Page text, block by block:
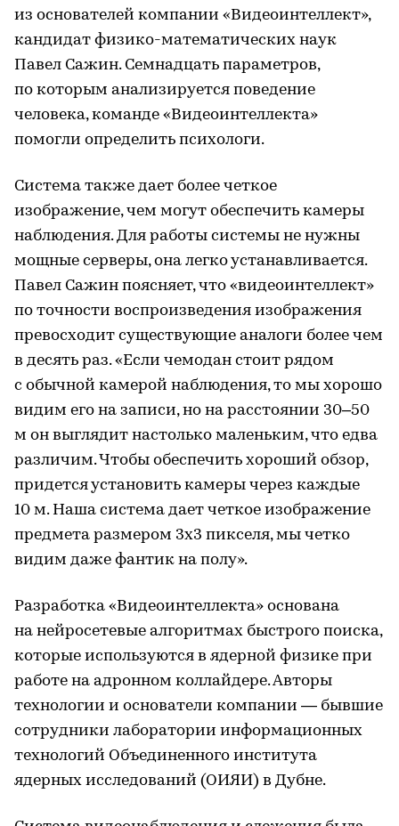
из основателей компании «Видеоинтеллект»,
кандидат физико-математических наук
Павел Сажин. Семнадцать параметров,
по которым анализируется поведение
человека, команде «Видеоинтеллекта»
помогли определить психологи.
Система также дает более четкое
изображение, чем могут обеспечить камеры
наблюдения. Для работы системы не нужны
мощные серверы, она легко устанавливается.
Павел Сажин поясняет, что «видеоинтеллект»
по точности воспроизведения изображения
превосходит существующие аналоги более чем
в десять раз. «Если чемодан стоит рядом
с обычной камерой наблюдения, то мы хорошо
видим его на записи, но на расстоянии 30–50
м он выглядит настолько маленьким, что едва
различим. Чтобы обеспечить хороший обзор,
придется установить камеры через каждые
10 м. Наша система дает четкое изображение
предмета размером 3х3 пикселя, мы четко
видим даже фантик на полу».
Разработка «Видеоинтеллекта» основана
на нейросетевые алгоритмах быстрого поиска,
которые используются в ядерной физике при
работе на адронном коллайдере. Авторы
технологии и основатели компании — бывшие
сотрудники лаборатории информационных
технологий Объединенного института
ядерных исследований (ОИЯИ) в Дубне.